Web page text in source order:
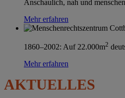
Anschaulich, nah und
Mehr erfahren
1860–2002: Auf 22.000m2
Mehr erfahren
AKTUELLES